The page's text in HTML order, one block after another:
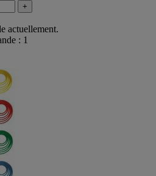
+
actuellement.
: 1